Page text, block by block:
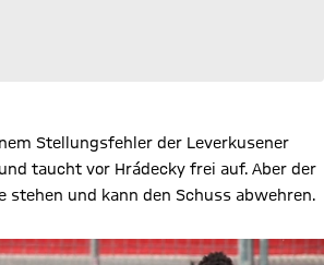
Stellungsfehler der Leverkusener
taucht vor Hrádecky frei auf. Aber der
stehen und kann den Schuss abwehren.